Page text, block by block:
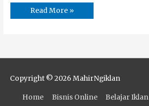
Read More »
Copyright © 2026 MahirNgiklan
Home Bisnis Online Belajar Iklan